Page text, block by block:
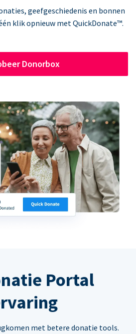
geefgeschiedenis en bonnen
klik opnieuw met QuickDonate™.
Donorbox
Portal
met betere donatie tools.